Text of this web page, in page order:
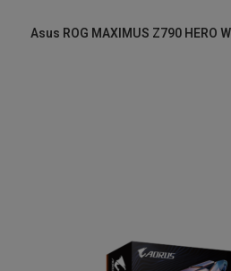
Asus ROG MAXIMUS Z790 HERO